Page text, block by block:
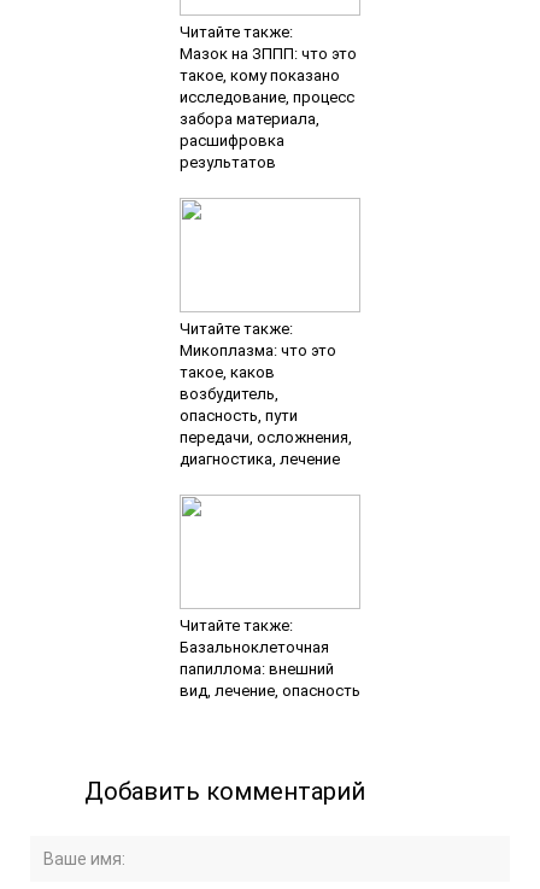
Читайте также:
Мазок на ЗППП: что это
такое, кому показано
исследование, процесс
забора материала,
расшифровка
результатов
Читайте также:
Микоплазма: что это
такое, каков
возбудитель,
опасность, пути
передачи, осложнения,
диагностика, лечение
Читайте также:
Базальноклеточная
папиллома: внешний
вид, лечение, опасность
Добавить комментарий